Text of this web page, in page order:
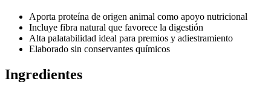
Aporta proteína de origen animal como apoyo nutricional
Incluye fibra natural que favorece la digestión
Alta palatabilidad ideal para premios y adiestramiento
Elaborado sin conservantes químicos
Ingredientes